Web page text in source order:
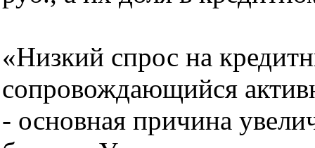
«Низкий спрос на
сопровождающийся
- основная причина